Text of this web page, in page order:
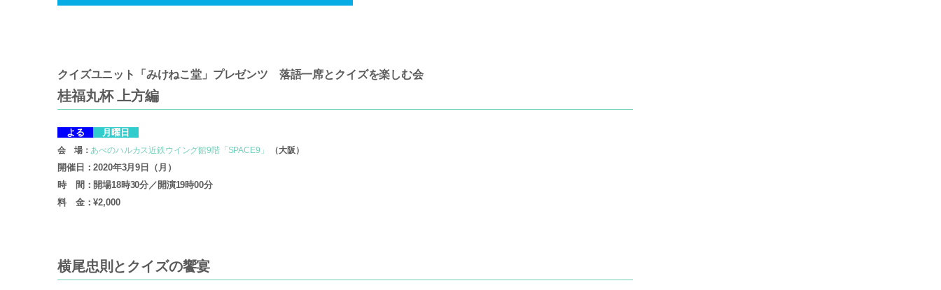
クイズユニット「みけねこ堂」プレゼンツ 落語一席とクイズを楽しむ会
桂福丸杯 上方編
よる 月曜日
会 場：あべのハルカス近鉄ウイング館9階「SPACE9」 （大阪）
開催日：2020年3月9日（月）
時 間：開場18時30分／開演19時00分
料 金：¥2,000
横尾忠則とクイズの饗宴